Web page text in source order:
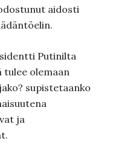
aidosti
Putinilta
tulee olemaan
supistetaanko
ja